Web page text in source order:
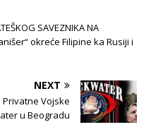
SAVEZNIKA NA
okreće Filipine ka Rusiji i
NEXT
Vojske
u Beogradu